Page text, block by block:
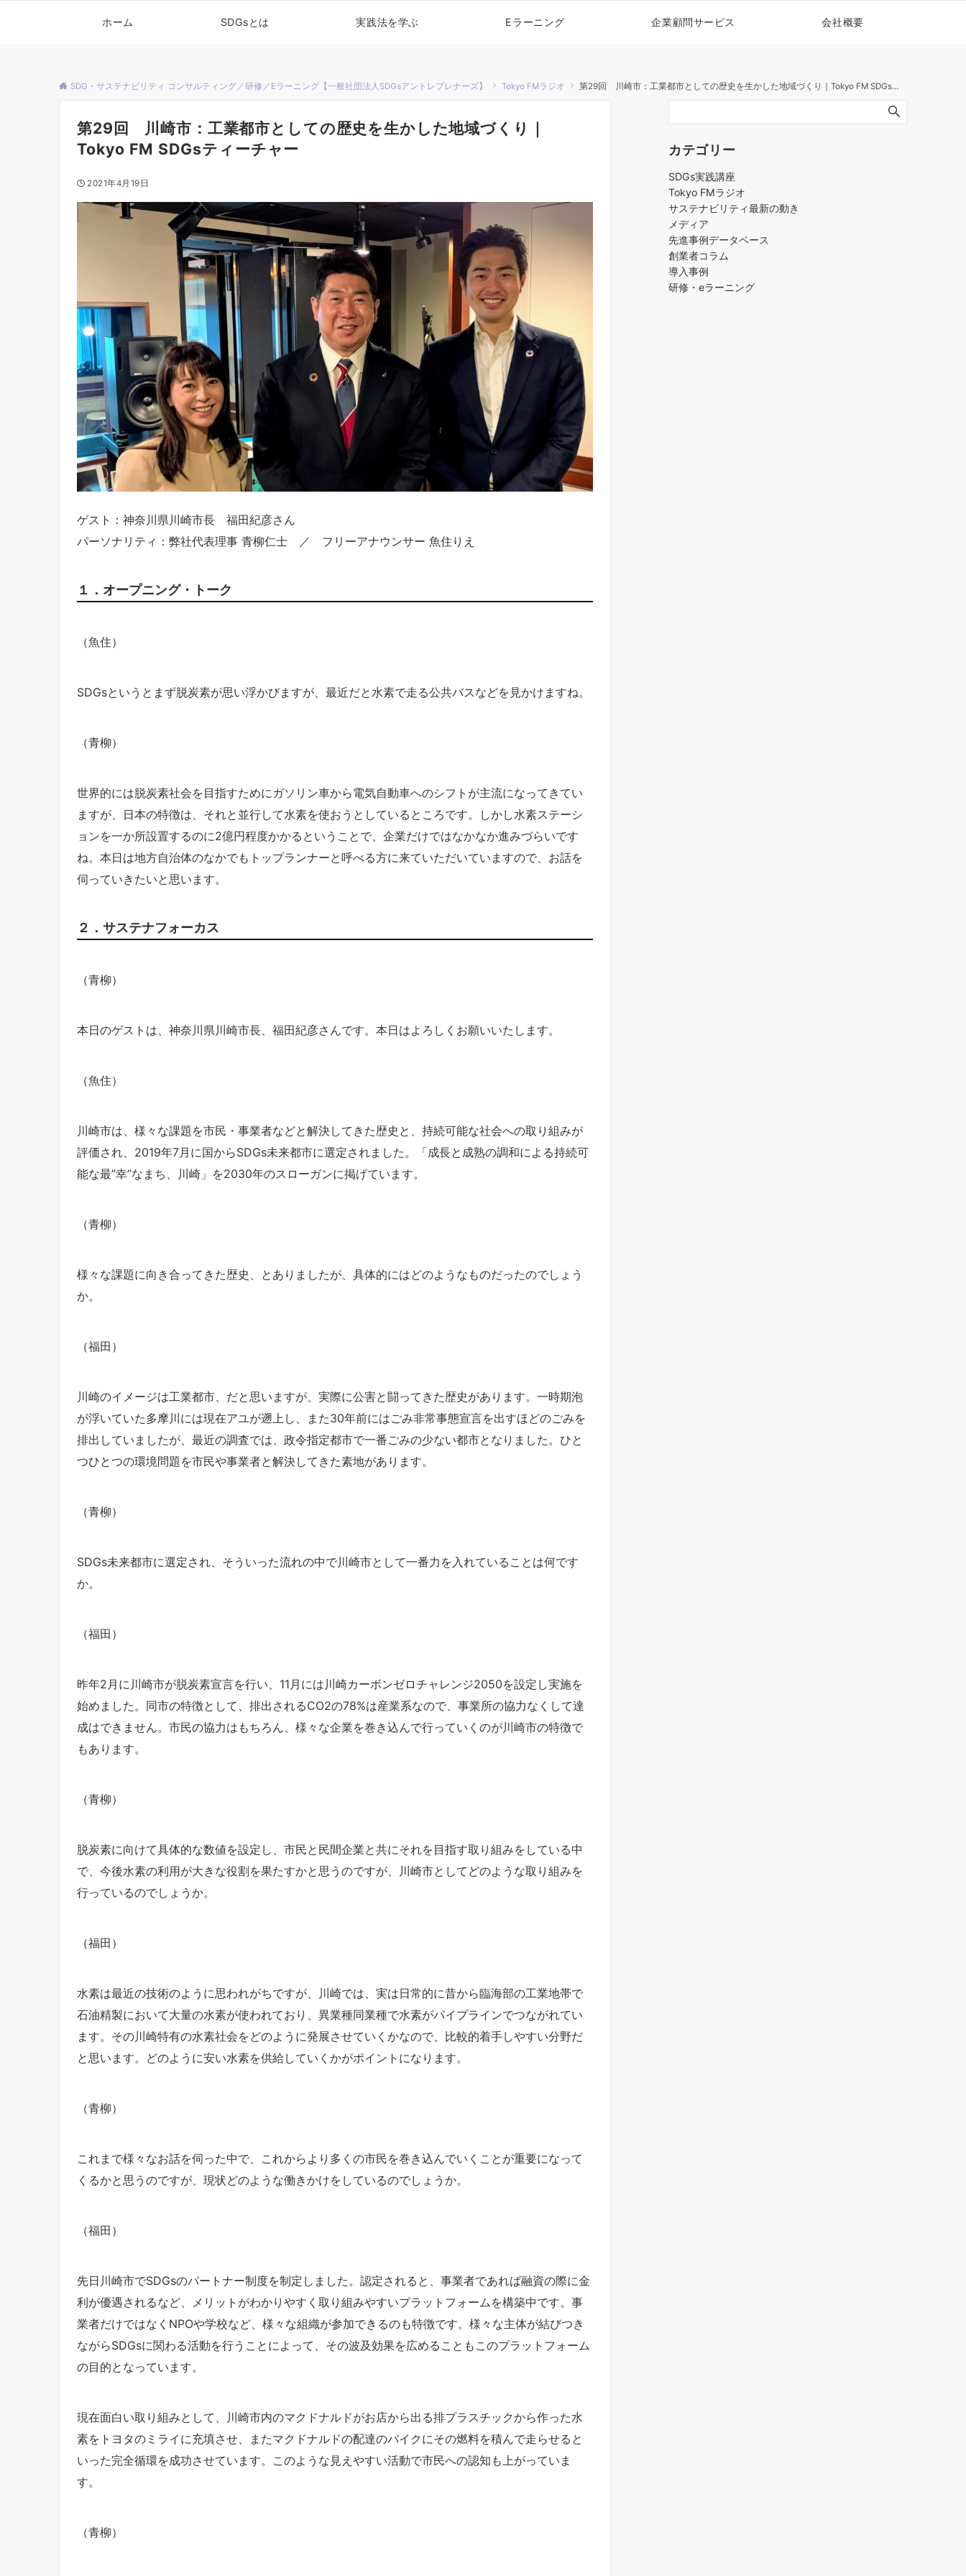
ホーム SDGsとは 実践法を学ぶ Eラーニング 企業顧問サービス 会社概要
SDG・サステナビリティ コンサルティング／研修／Eラーニング【一般社団法人SDGsアントレプレナーズ】 Tokyo FMラジオ 第29回 川崎市：工業都市としての歴史を生かした地域づくり｜Tokyo FM SDGsティーチャー
第29回 川崎市：工業都市としての歴史を生かした地域づくり｜
Tokyo FM SDGsティーチャー
2021年4月19日
ゲスト：神奈川県川崎市長 福田紀彦さん
パーソナリティ：弊社代表理事 青柳仁士 ／ フリーアナウンサー 魚住りえ
１．オープニング・トーク
（魚住）
SDGsというとまず脱炭素が思い浮かびますが、最近だと水素で走る公共バスなどを見かけますね。
（青柳）
世界的には脱炭素社会を目指すためにガソリン車から電気自動車へのシフトが主流になってきてい
ますが、日本の特徴は、それと並行して水素を使おうとしているところです。しかし水素ステーシ
ョンを一か所設置するのに2億円程度かかるということで、企業だけではなかなか進みづらいです
ね。本日は地方自治体のなかでもトップランナーと呼べる方に来ていただいていますので、お話を
伺っていきたいと思います。
２．サステナフォーカス
（青柳）
本日のゲストは、神奈川県川崎市長、福田紀彦さんです。本日はよろしくお願いいたします。
（魚住）
川崎市は、様々な課題を市民・事業者などと解決してきた歴史と、持続可能な社会への取り組みが
評価され、2019年7月に国からSDGs未来都市に選定されました。「成長と成熟の調和による持続可
能な最”幸”なまち、川崎」を2030年のスローガンに掲げています。
（青柳）
様々な課題に向き合ってきた歴史、とありましたが、具体的にはどのようなものだったのでしょう
か。
（福田）
川崎のイメージは工業都市、だと思いますが、実際に公害と闘ってきた歴史があります。一時期泡
が浮いていた多摩川には現在アユが遡上し、また30年前にはごみ非常事態宣言を出すほどのごみを
排出していましたが、最近の調査では、政令指定都市で一番ごみの少ない都市となりました。ひと
つひとつの環境問題を市民や事業者と解決してきた素地があります。
（青柳）
SDGs未来都市に選定され、そういった流れの中で川崎市として一番力を入れていることは何です
か。
（福田）
昨年2月に川崎市が脱炭素宣言を行い、11月には川崎カーボンゼロチャレンジ2050を設定し実施を
始めました。同市の特徴として、排出されるCO2の78%は産業系なので、事業所の協力なくして達
成はできません。市民の協力はもちろん、様々な企業を巻き込んで行っていくのが川崎市の特徴で
もあります。
（青柳）
脱炭素に向けて具体的な数値を設定し、市民と民間企業と共にそれを目指す取り組みをしている中
で、今後水素の利用が大きな役割を果たすかと思うのですが、川崎市としてどのような取り組みを
行っているのでしょうか。
（福田）
水素は最近の技術のように思われがちですが、川崎では、実は日常的に昔から臨海部の工業地帯で
石油精製において大量の水素が使われており、異業種同業種で水素がパイプラインでつながれてい
ます。その川崎特有の水素社会をどのように発展させていくかなので、比較的着手しやすい分野だ
と思います。どのように安い水素を供給していくかがポイントになります。
（青柳）
これまで様々なお話を伺った中で、これからより多くの市民を巻き込んでいくことが重要になって
くるかと思うのですが、現状どのような働きかけをしているのでしょうか。
（福田）
先日川崎市でSDGsのパートナー制度を制定しました。認定されると、事業者であれば融資の際に金
利が優遇されるなど、メリットがわかりやすく取り組みやすいプラットフォームを構築中です。事
業者だけではなくNPOや学校など、様々な組織が参加できるのも特徴です。様々な主体が結びつき
ながらSDGsに関わる活動を行うことによって、その波及効果を広めることもこのプラットフォーム
の目的となっています。
現在面白い取り組みとして、川崎市内のマクドナルドがお店から出る排プラスチックから作った水
素をトヨタのミライに充填させ、またマクドナルドの配達のバイクにその燃料を積んで走らせると
いった完全循環を成功させています。このような見えやすい活動で市民への認知も上がっていま
す。
（青柳）
カテゴリー
SDGs実践講座
Tokyo FMラジオ
サステナビリティ最新の動き
メディア
先進事例データベース
創業者コラム
導入事例
研修・eラーニング